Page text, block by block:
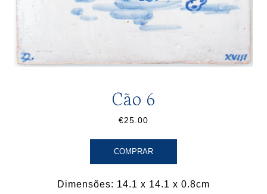
Cão 6
€25.00
COMPRAR
Dimensões: 14.1 x 14.1 x 0.8cm